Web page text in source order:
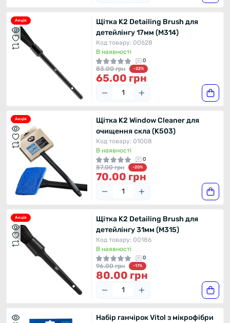
Акція
Щітка K2 Detailing Brush для
детейлінгу 17мм (M314)
Код товару: 00628
В наявності
0
83.00 грн -22%
65.00 грн
Акція
Щітка K2 Window Cleaner для
очищення скла (K503)
Код товару: 01008
В наявності
0
87.00 грн -20%
70.00 грн
Акція
Щітка K2 Detailing Brush для
детейлінгу 31мм (M315)
Код товару: 00186
В наявності
0
96.00 грн -17%
80.00 грн
Набір ганчірок Vitol з мікрофібри